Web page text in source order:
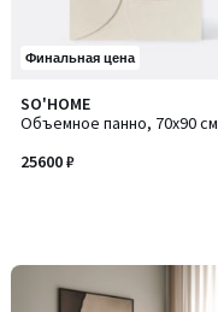
Финальная цена
SO'HOME
Объемное панно, 70х90 см
25600 ₽